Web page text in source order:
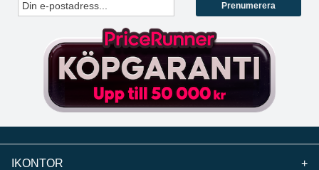
Prenumerera
IKONTOR +